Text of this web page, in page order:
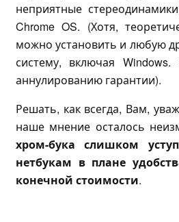
неприятные
Chrome OS. (Хотя,
можно установить и любую
систему, включая
аннулированию гарантии).
Решать, как всегда, Вам,
наше мнение осталось
хром-бука слишком
нетбукам в плане
конечной стоимости.